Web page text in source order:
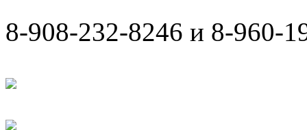
8-908-232-8246 и 8-960-